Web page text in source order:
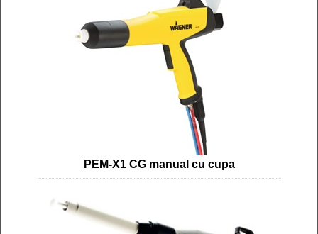
PEM-X1 CG manual cu cupa